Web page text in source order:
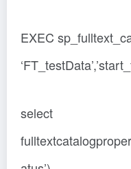
EXEC
select